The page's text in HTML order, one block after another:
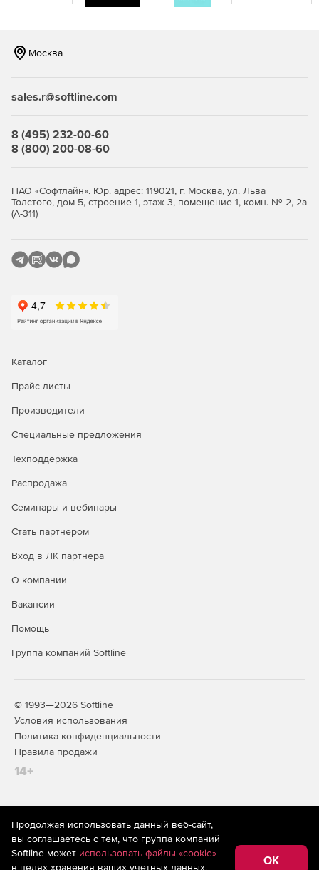
Москва
sales.r@softline.com
8 (495) 232-00-60
8 (800) 200-08-60
ПАО «Софтлайн». Юр. адрес: 119021, г. Москва, ул. Льва
Толстого, дом 5, строение 1, этаж 3, помещение 1, комн. № 2, 2а
(А-311)
Каталог
Прайс-листы
Производители
Специальные предложения
Техподдержка
Распродажа
Семинары и вебинары
Стать партнером
Вход в ЛК партнера
О компании
Вакансии
Помощь
Группа компаний Softline
© 1993—2026 Softline
Условия использования
Политика конфиденциальности
Правила продажи
14+
На информационном ресурсе store.softline.ru применяются
рекомендательные технологии
(информационные технологии
предоставления информации на основе сбора,
систематизации и анализа сведений, относящихся к
предпочтениям пользователей сети «Интернет»,
Продолжая использовать данный веб-сайт,
вы соглашаетесь с тем, что группа компаний
Softline может использовать файлы «cookie»
в целях хранения ваших учетных данных,
OK